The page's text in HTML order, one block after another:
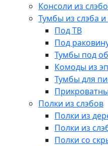
Консоли из
Тумбы из слэба
Под ТВ
Под
Тумбы под
Комоды из
Тумбы для
Полки из слэбов
Полки из
Полки из
Полки со